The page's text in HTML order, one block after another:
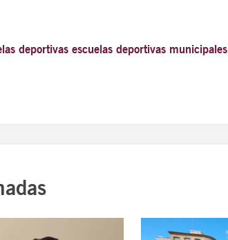
deportivas escuelas deportivas municipales